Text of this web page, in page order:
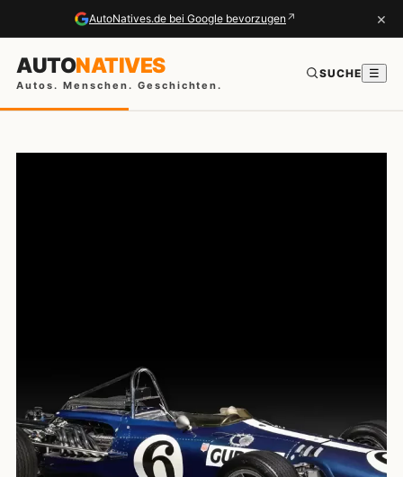
AutoNatives.de bei Google bevorzugen ↗ ×
AUTONATIVES
Autos. Menschen. Geschichten.
SUCHE ☰